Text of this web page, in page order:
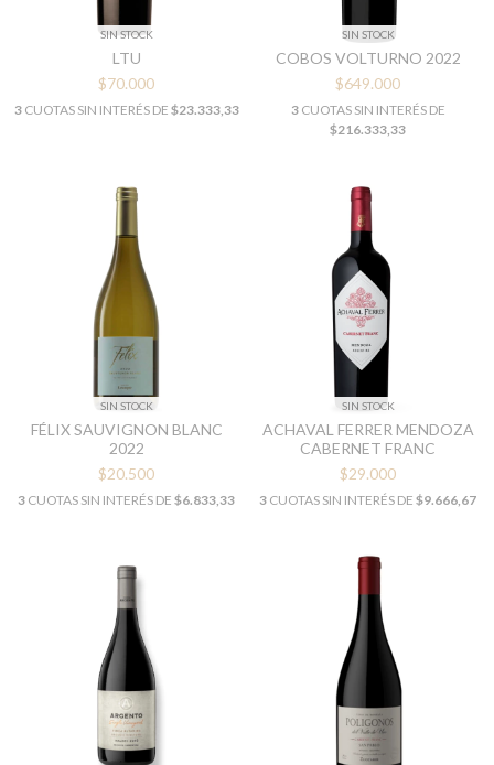
SIN STOCK
LTU
$70.000
3CUOTAS SIN INTERÉS DE $23.333,33
SIN STOCK
COBOS VOLTURNO 2022
$649.000
3CUOTAS SIN INTERÉS DE
$216.333,33
SIN STOCK
FÉLIX SAUVIGNON BLANC
2022
$20.500
3 CUOTAS SIN INTERÉS DE $6.833,33
SIN STOCK
ACHAVAL FERRER MENDOZA
CABERNET FRANC
$29.000
3 CUOTAS SIN INTERÉS DE $9.666,67